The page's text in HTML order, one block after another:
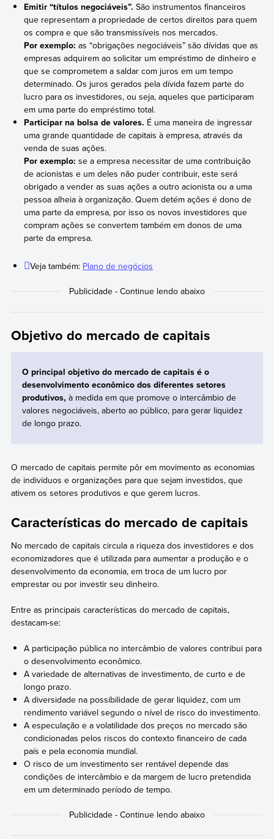
Emitir “títulos negociáveis”. São instrumentos financeiros
que representam a propriedade de certos direitos para quem
os compra e que são transmissíveis nos mercados.
Por exemplo: as “obrigações negociáveis” são dívidas que as
empresas adquirem ao solicitar um empréstimo de dinheiro e
que se comprometem a saldar com juros em um tempo
determinado. Os juros gerados pela dívida fazem parte do
lucro para os investidores, ou seja, aqueles que participaram
em uma parte do empréstimo total.
Participar na bolsa de valores. É uma maneira de ingressar
uma grande quantidade de capitais à empresa, através da
venda de suas ações.
Por exemplo: se a empresa necessitar de uma contribuição
de acionistas e um deles não puder contribuir, este será
obrigado a vender as suas ações a outro acionista ou a uma
pessoa alheia à organização. Quem detém ações é dono de
uma parte da empresa, por isso os novos investidores que
compram ações se convertem também em donos de uma
parte da empresa.
Veja também: Plano de negócios
Objetivo do mercado de capitais
O principal objetivo do mercado de capitais é o
desenvolvimento econômico dos diferentes setores
produtivos, à medida em que promove o intercâmbio de
valores negociáveis, aberto ao público, para gerar liquidez
de longo prazo.
O mercado de capitais permite pôr em movimento as economias
de indivíduos e organizações para que sejam investidos, que
ativem os setores produtivos e que gerem lucros.
Características do mercado de capitais
No mercado de capitais circula a riqueza dos investidores e dos
economizadores que é utilizada para aumentar a produção e o
desenvolvimento da economia, em troca de um lucro por
emprestar ou por investir seu dinheiro.
Entre as principais características do mercado de capitais,
destacam-se:
A participação pública no intercâmbio de valores contribui para
o desenvolvimento econômico.
A variedade de alternativas de investimento, de curto e de
longo prazo.
A diversidade na possibilidade de gerar liquidez, com um
rendimento variável segundo o nível de risco do investimento.
A especulação e a volatilidade dos preços no mercado são
condicionadas pelos riscos do contexto financeiro de cada
país e pela economia mundial.
O risco de um investimento ser rentável depende das
condições de intercâmbio e da margem de lucro pretendida
em um determinado período de tempo.